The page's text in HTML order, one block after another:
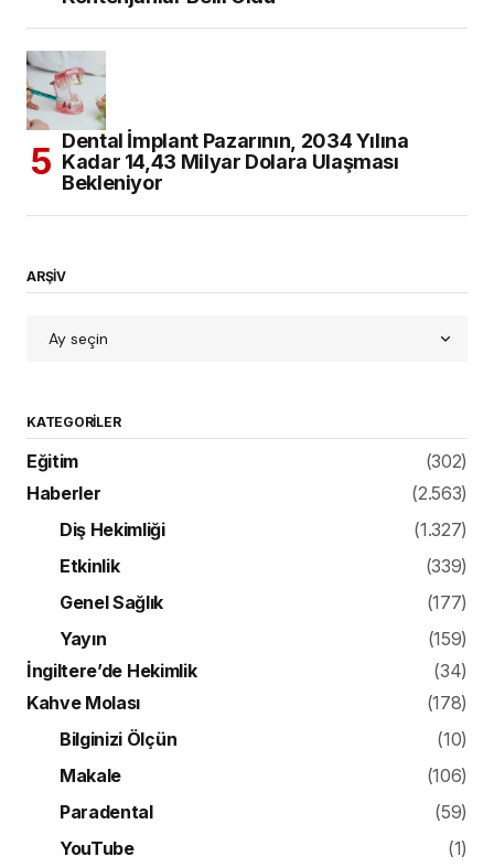
Dental İmplant Pazarının, 2034 Yılına
Kadar 14,43 Milyar Dolara Ulaşması
Bekleniyor
ARŞİV
KATEGORILER
Eğitim
(302)
Haberler
(2.563)
Diş Hekimliği
(1.327)
Etkinlik
(339)
Genel Sağlık
(177)
Yayın
(159)
İngiltere’de Hekimlik
(34)
Kahve Molası
(178)
Bilginizi Ölçün
(10)
Makale
(106)
Paradental
(59)
YouTube
(1)